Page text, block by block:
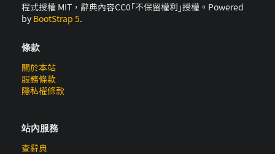
程式授權 MIT，辭典內容CC0｢不保留權利｣授權。Powered
by BootStrap 5.
條款
關於本站
服務條款
隱私權條款
站內服務
查辭典